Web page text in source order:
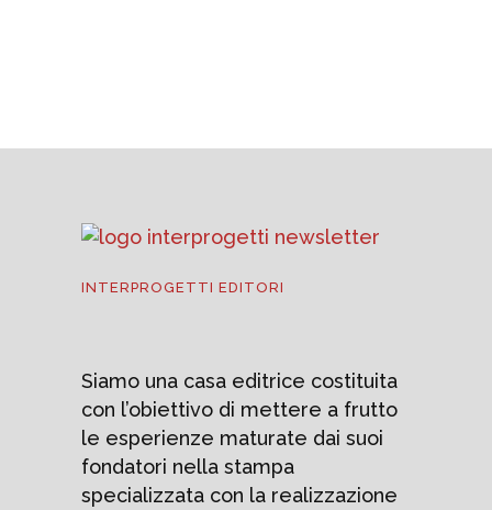
INTERPROGETTI EDITORI
Siamo una casa editrice costituita
con l’obiettivo di mettere a frutto
le esperienze maturate dai suoi
fondatori nella stampa
specializzata con la realizzazione